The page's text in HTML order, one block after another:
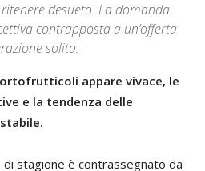
desueto. La domanda
contrapposta a un’offerta
solita.
appare vivace, le
e la tendenza delle
stagione è contrassegnato da